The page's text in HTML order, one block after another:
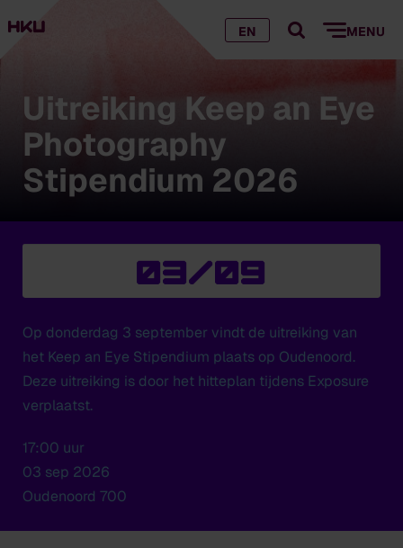
EN MENU
Uitreiking Keep an Eye
Photography
Stipendium 2026
03/09
Op donderdag 3 september vindt de uitreiking van
het Keep an Eye Stipendium plaats op Oudenoord.
Deze uitreiking is door het hitteplan tijdens Exposure
verplaatst.
17:00 uur
03 sep 2026
Oudenoord 700